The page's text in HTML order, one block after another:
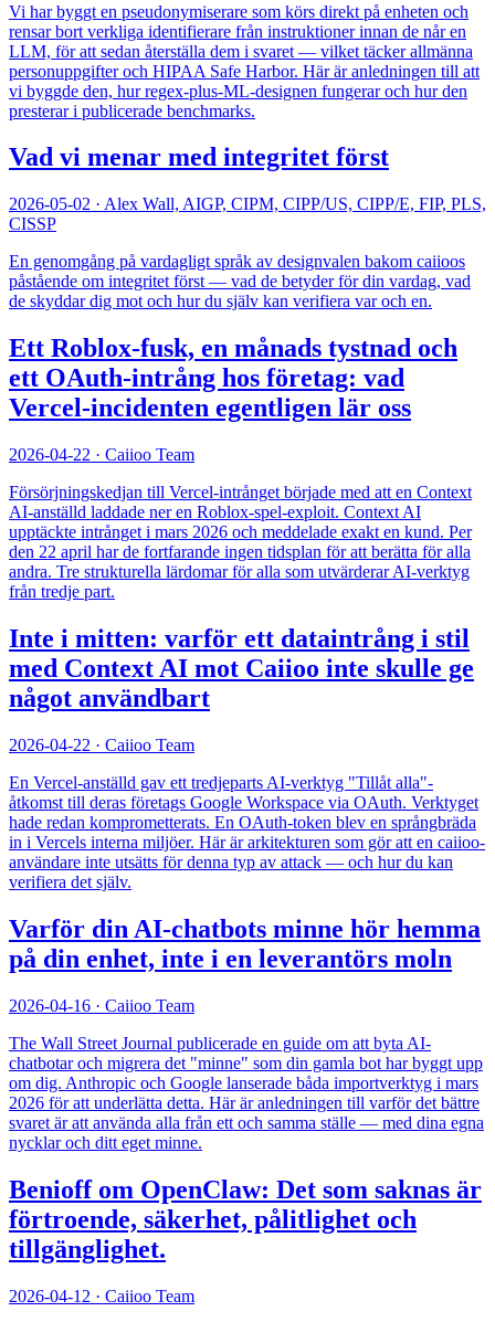
Vi har byggt en pseudonymiserare som körs direkt på enheten och
rensar bort verkliga identifierare från instruktioner innan de når en
LLM, för att sedan återställa dem i svaret — vilket täcker allmänna
personuppgifter och HIPAA Safe Harbor. Här är anledningen till att
vi byggde den, hur regex-plus-ML-designen fungerar och hur den
presterar i publicerade benchmarks.
Vad vi menar med integritet först
2026-05-02 · Alex Wall, AIGP, CIPM, CIPP/US, CIPP/E, FIP, PLS,
CISSP
En genomgång på vardagligt språk av designvalen bakom caiioos
påstående om integritet först — vad de betyder för din vardag, vad
de skyddar dig mot och hur du själv kan verifiera var och en.
Ett Roblox-fusk, en månads tystnad och
ett OAuth-intrång hos företag: vad
Vercel-incidenten egentligen lär oss
2026-04-22 · Caiioo Team
Försörjningskedjan till Vercel-intrånget började med att en Context
AI-anställd laddade ner en Roblox-spel-exploit. Context AI
upptäckte intrånget i mars 2026 och meddelade exakt en kund. Per
den 22 april har de fortfarande ingen tidsplan för att berätta för alla
andra. Tre strukturella lärdomar för alla som utvärderar AI-verktyg
från tredje part.
Inte i mitten: varför ett dataintrång i stil
med Context AI mot Caiioo inte skulle ge
något användbart
2026-04-22 · Caiioo Team
En Vercel-anställd gav ett tredjeparts AI-verktyg "Tillåt alla"-
åtkomst till deras företags Google Workspace via OAuth. Verktyget
hade redan komprometterats. En OAuth-token blev en språngbräda
in i Vercels interna miljöer. Här är arkitekturen som gör att en caiioo-
användare inte utsätts för denna typ av attack — och hur du kan
verifiera det själv.
Varför din AI-chatbots minne hör hemma
på din enhet, inte i en leverantörs moln
2026-04-16 · Caiioo Team
The Wall Street Journal publicerade en guide om att byta AI-
chatbotar och migrera det "minne" som din gamla bot har byggt upp
om dig. Anthropic och Google lanserade båda importverktyg i mars
2026 för att underlätta detta. Här är anledningen till varför det bättre
svaret är att använda alla från ett och samma ställe — med dina egna
nycklar och ditt eget minne.
Benioff om OpenClaw: Det som saknas är
förtroende, säkerhet, pålitlighet och
tillgänglighet.
2026-04-12 · Caiioo Team